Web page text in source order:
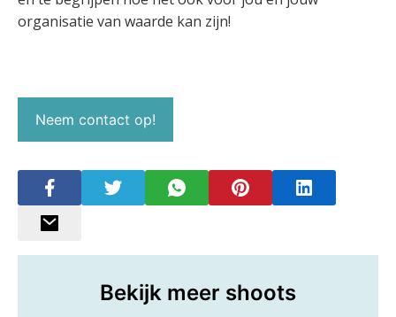
organisatie van waarde kan zijn!
Neem contact op!
Bekijk meer shoots